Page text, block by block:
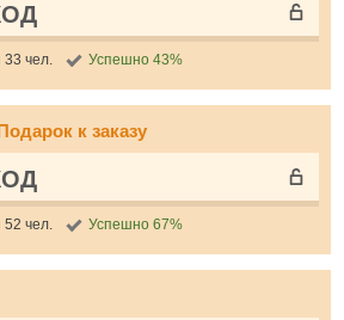
чел. Успешно 43%
к заказу
чел. Успешно 67%